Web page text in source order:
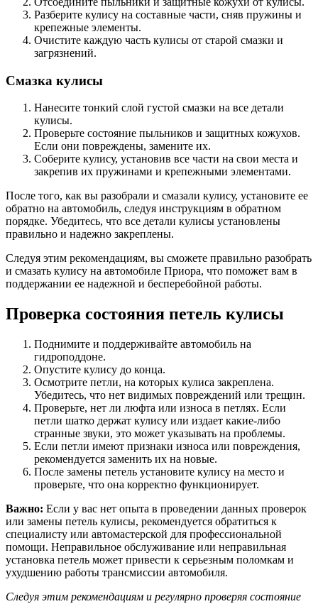
Разберите кулису на составные части, сняв пружины и
крепежные элементы.
Очистите каждую часть кулисы от старой смазки и
загрязнений.
Смазка кулисы
Нанесите тонкий слой густой смазки на все детали
кулисы.
Проверьте состояние пыльников и защитных кожухов.
Если они повреждены, замените их.
Соберите кулису, установив все части на свои места и
закрепив их пружинами и крепежными элементами.
После того, как вы разобрали и смазали кулису, установите ее
обратно на автомобиль, следуя инструкциям в обратном
порядке. Убедитесь, что все детали кулисы установлены
правильно и надежно закреплены.
Следуя этим рекомендациям, вы сможете правильно разобрать
и смазать кулису на автомобиле Приора, что поможет вам в
поддержании ее надежной и бесперебойной работы.
Проверка состояния петель кулисы
Поднимите и поддерживайте автомобиль на
гидроподдоне.
Опустите кулису до конца.
Осмотрите петли, на которых кулиса закреплена.
Убедитесь, что нет видимых повреждений или трещин.
Проверьте, нет ли люфта или износа в петлях. Если
петли шатко держат кулису или издает какие-либо
странные звуки, это может указывать на проблемы.
Если петли имеют признаки износа или повреждения,
рекомендуется заменить их на новые.
После замены петель установите кулису на место и
проверьте, что она корректно функционирует.
Важно: Если у вас нет опыта в проведении данных проверок
или замены петель кулисы, рекомендуется обратиться к
специалисту или автомастерской для профессиональной
помощи. Неправильное обслуживание или неправильная
установка петель может привести к серьезным поломкам и
ухудшению работы трансмиссии автомобиля.
Следуя этим рекомендациям и регулярно проверяя состояние